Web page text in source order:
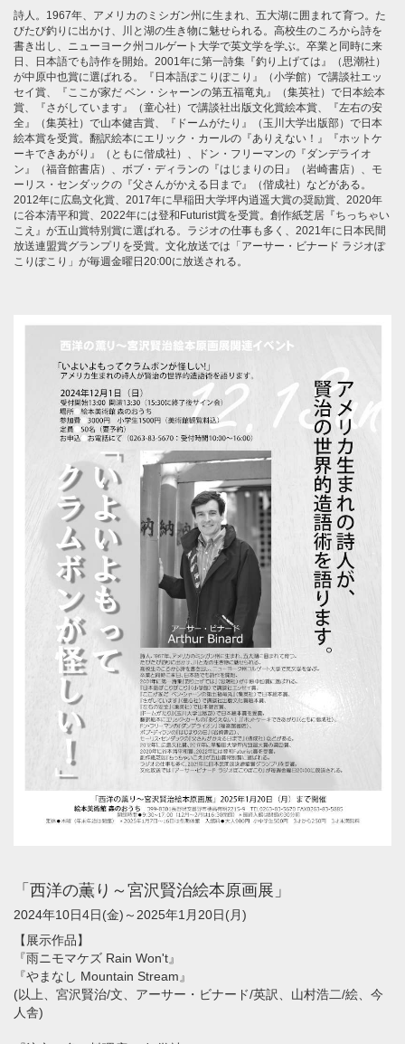
詩人。1967年、アメリカのミシガン州に生まれ、五大湖に囲まれて育つ。た
びたび釣りに出かけ、川と湖の生き物に魅せられる。高校生のころから詩を
書き出し、ニューヨーク州コルゲート大学で英文学を学ぶ。卒業と同時に来
日、日本語でも詩作を開始。2001年に第一詩集『釣り上げては』（思潮社）
が中原中也賞に選ばれる。『日本語ぽこりぽこり』（小学館）で講談社エッ
セイ賞、『ここが家だ ベン・シャーンの第五福竜丸』（集英社）で日本絵本
賞、『さがしています』（童心社）で講談社出版文化賞絵本賞、『左右の安
全』（集英社）で山本健吉賞、『ドームがたり』（玉川大学出版部）で日本
絵本賞を受賞。翻訳絵本にエリック・カールの『ありえない！』『ホットケ
ーキできあがり』（ともに偕成社）、ドン・フリーマンの『ダンデライオ
ン』（福音館書店）、ボブ・ディランの『はじまりの日』（岩崎書店）、モ
ーリス・センダックの『父さんがかえる日まで』（偕成社）などがある。
2012年に広島文化賞、2017年に早稲田大学坪内逍遥大賞の奨励賞、2020年
に谷本清平和賞、2022年には登和Futurist賞を受賞。創作紙芝居『ちっちゃい
こえ』が五山賞特別賞に選ばれる。ラジオの仕事も多く、2021年に日本民間
放送連盟賞グランプリを受賞。文化放送では「アーサー・ビナード ラジオぽ
こりぽこり」が毎週金曜日20:00に放送される。
「西洋の薫り～宮沢賢治絵本原画展」
2024年10日4日(金)～2025年1月20日(月)
【展示作品】
『雨ニモマケズ Rain Won't』
『やまなし Mountain Stream』
(以上、宮沢賢治/文、アーサー・ビナード/英訳、山村浩二/絵、今
人舎)